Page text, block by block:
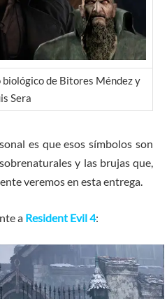
biológico de Bitores Méndez y
Sera
es que esos símbolos son
y las brujas que,
veremos en esta entrega.
a Resident Evil 4: